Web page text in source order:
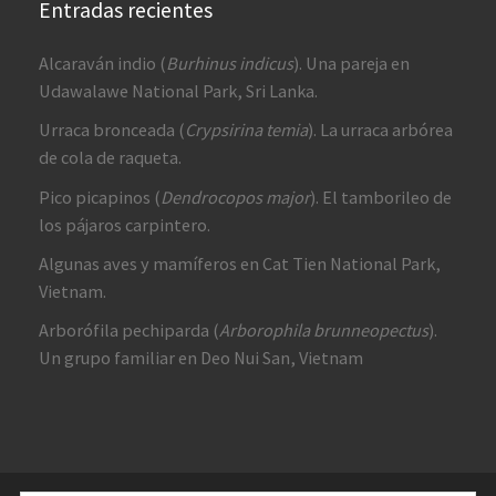
Entradas recientes
Alcaraván indio (Burhinus indicus). Una pareja en
Udawalawe National Park, Sri Lanka.
Urraca bronceada (Crypsirina temia). La urraca arbórea
de cola de raqueta.
Pico picapinos (Dendrocopos major). El tamborileo de
los pájaros carpintero.
Algunas aves y mamíferos en Cat Tien National Park,
Vietnam.
Arborófila pechiparda (Arborophila brunneopectus).
Un grupo familiar en Deo Nui San, Vietnam